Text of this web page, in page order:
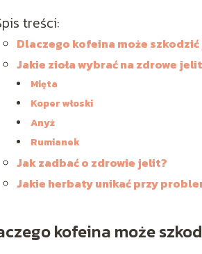
treści:
Dlaczego kofeina może
Jakie zioła wybrać na zdrowe
Mięta
Koper włoski
Anyż
Rumianek
Jak zadbać o zdrowie jelit?
Jakie herbaty unikać przy
kofeina może